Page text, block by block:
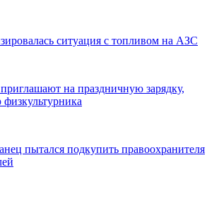
ситуация с топливом на АЗС
на праздничную зарядку,
пытался подкупить правоохранителя